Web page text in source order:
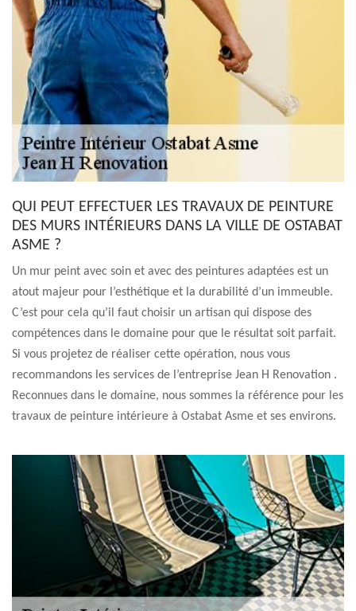
QUI PEUT EFFECTUER LES TRAVAUX DE PEINTURE
DES MURS INTÉRIEURS DANS LA VILLE DE OSTABAT
ASME ?
Un mur peint avec soin et avec des peintures adaptées est un
atout majeur pour l’esthétique et la durabilité d’un immeuble.
C’est pour cela qu’il faut choisir un artisan qui dispose des
compétences dans le domaine pour que le résultat soit parfait.
Si vous projetez de réaliser cette opération, nous vous
recommandons les services de l’entreprise Jean H Renovation .
Reconnues dans le domaine, nous sommes la référence pour les
travaux de peinture intérieure à Ostabat Asme et ses environs.